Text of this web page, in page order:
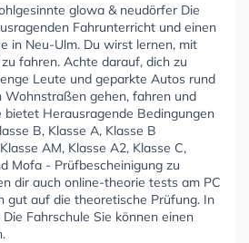
glowa & neudörfer Die
Fahrunterricht und einen
in Neu-Ulm. Du wirst lernen, mit
fahren. Achte darauf, dich zu
Leute und geparkte Autos rund
Wohnstraßen gehen, fahren und
bietet Herausragende Bedingungen
B, Klasse A, Klasse B
AM, Klasse A2, Klasse C,
Mofa - Prüfbescheinigung zu
dir auch online-theorie tests am PC
gut auf die theoretische Prüfung. In
Fahrschule Sie können einen